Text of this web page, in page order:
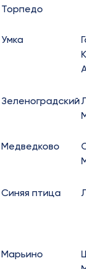
Торпедо
Умка
Зеленоградский
Медведково
Синяя птица
Марьино